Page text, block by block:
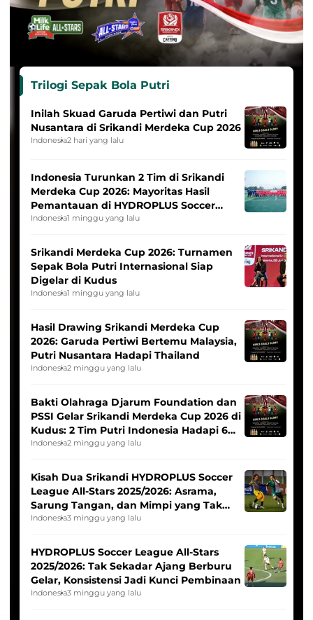
Trilogi Sepak Bola Putri
Inilah Skuad Garuda Pertiwi dan Putri
Nusantara di Srikandi Merdeka Cup 2026
Indonesia2 hari yang lalu
Indonesia Turunkan 2 Tim di Srikandi
Merdeka Cup 2026: Mayoritas Hasil
Pemantauan di HYDROPLUS Soccer
League
Indonesia1 minggu yang lalu
Srikandi Merdeka Cup 2026: Turnamen
Sepak Bola Putri Internasional Siap
Digelar di Kudus
Indonesia1 minggu yang lalu
Hasil Drawing Srikandi Merdeka Cup
2026: Garuda Pertiwi Bertemu Malaysia,
Putri Nusantara Hadapi Thailand
Indonesia2 minggu yang lalu
Bakti Olahraga Djarum Foundation dan
PSSI Gelar Srikandi Merdeka Cup 2026 di
Kudus: 2 Tim Putri Indonesia Hadapi 6
Tim Asia
Indonesia2 minggu yang lalu
Kisah Dua Srikandi HYDROPLUS Soccer
League All-Stars 2025/2026: Asrama,
Sarung Tangan, dan Mimpi yang Tak
Pernah Padam
Indonesia3 minggu yang lalu
HYDROPLUS Soccer League All-Stars
2025/2026: Tak Sekadar Ajang Berburu
Gelar, Konsistensi Jadi Kunci Pembinaan
Indonesia3 minggu yang lalu